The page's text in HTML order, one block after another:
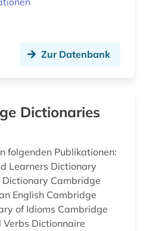
sprachwissenschaft (1)
Zur Datenbank
Dictionaries
folgenden Publikationen:
Learners Dictionary
Cambridge
English Cambridge
of Idioms Cambridge
Dictionnaire